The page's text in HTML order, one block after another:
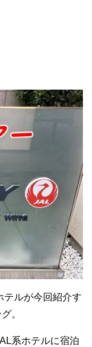
テルが今回紹介す
。
系ホテルに宿泊